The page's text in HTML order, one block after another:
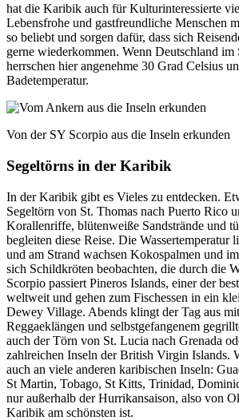
hat die Karibik auch für Kulturinteressierte
Lebensfrohe und gastfreundliche Menschen
so beliebt und sorgen dafür, dass sich
gerne wiederkommen. Wenn Deutschland im
herrschen hier angenehme 30 Grad Celsius
Badetemperatur.
Von der SY Scorpio aus die Inseln erkunden
Segeltörns in der Karibik
In der Karibik gibt es Vieles zu entdecken.
Segeltörn von St. Thomas nach Puerto Rico
Korallenriffe, blütenweiße Sandstrände und
begleiten diese Reise. Die Wassertemperatur
und am Strand wachsen Kokospalmen und
sich Schildkröten beobachten, die durch die
Scorpio passiert Pineros Islands, einer der
weltweit und gehen zum Fischessen in ein
Dewey Village. Abends klingt der Tag aus
Reggaeklängen und selbstgefangenem
auch der Törn von St. Lucia nach Grenada
zahlreichen Inseln der British Virgin Islands.
auch an viele anderen karibischen Inseln:
St Martin, Tobago, St Kitts, Trinidad,
nur außerhalb der Hurrikansaison, also von
Karibik am schönsten ist.